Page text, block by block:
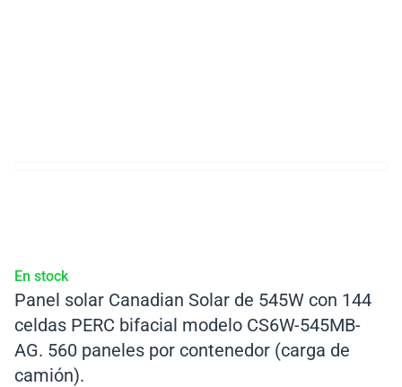
En stock
Panel solar Canadian Solar de 545W con 144
celdas PERC bifacial modelo CS6W-545MB-
AG. 560 paneles por contenedor (carga de
camión).